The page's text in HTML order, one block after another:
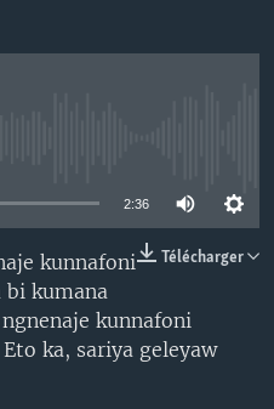
2:36
Télécharger
kunnafoni
bi kumana
kunnafoni
ka, sariya geleyaw